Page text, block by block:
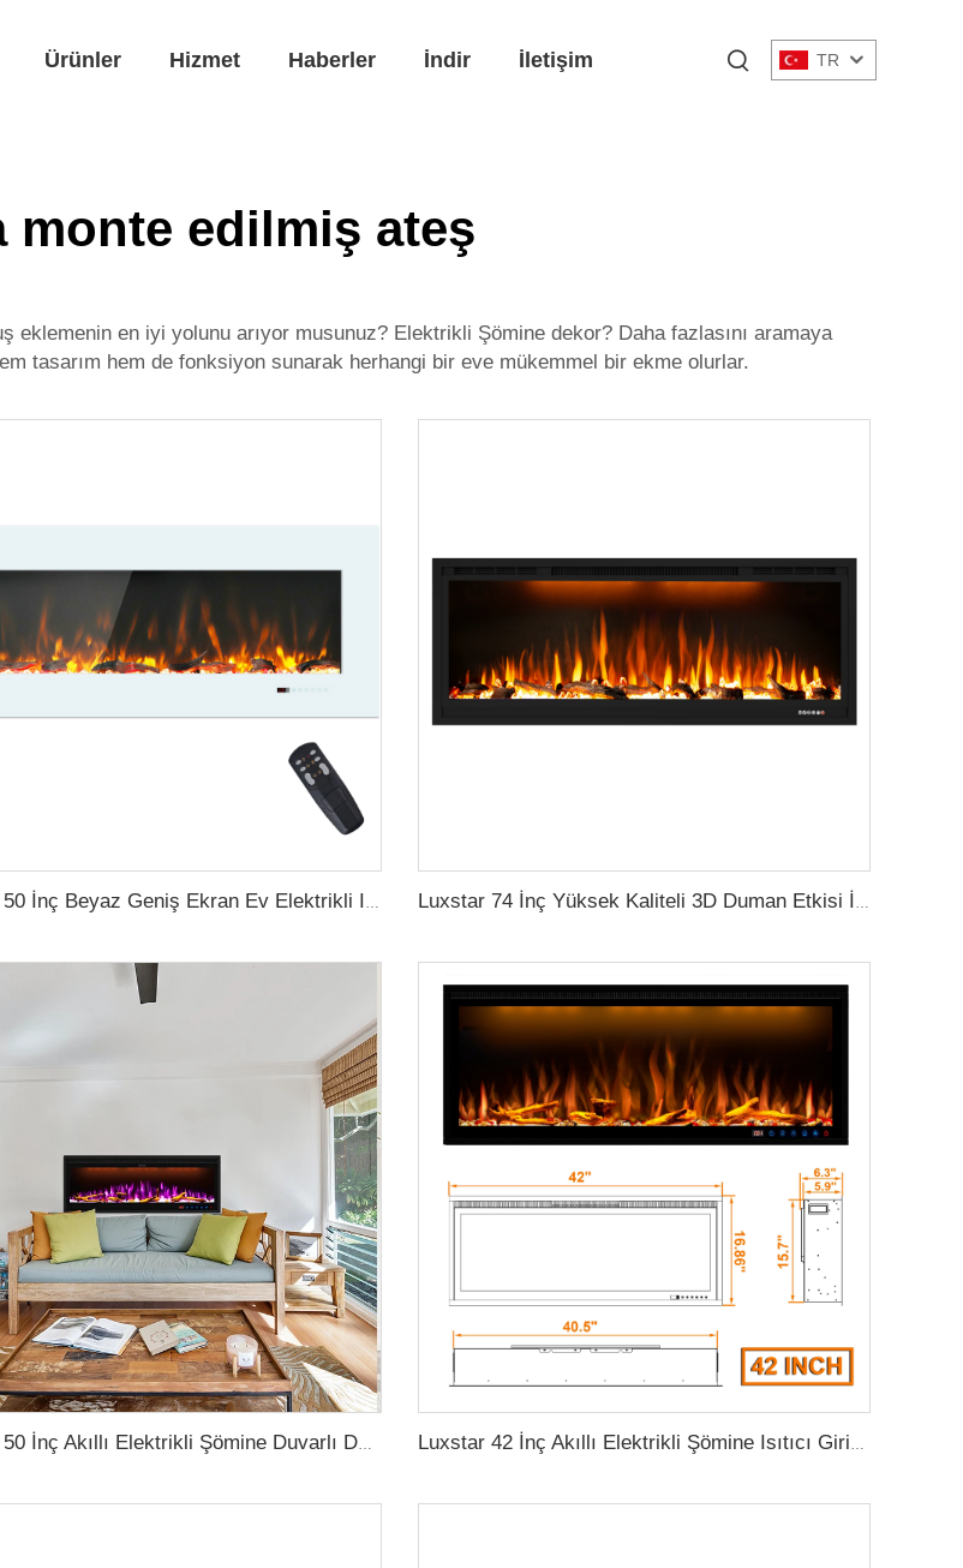
Ürünler Hizmet Haberler İndir İletişim TR
monte edilmiş ateş
eklemenin en iyi yolunu arıyor musunuz? Elektrikli Şömine dekor? Daha fazlasını aramaya
tasarım hem de fonksiyon sunarak herhangi bir eve mükemmel bir ekme olurlar.
Luxstar 50 İnç Akıllı Elektrikli Şömine Duvarlı Dekor Ateş 13 Farklı Ateş Rengi Elektrikli Şömine Uygulama Kontrolüyle Luxstar 42 İnç Akıllı Elektrikli Şömine Isıtıcı Girintili Duvarlı Şömine Uygulama Kontrolü Uzaktan Kontrol